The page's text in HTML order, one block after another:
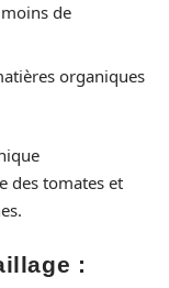
moins de
organiques
des tomates et
: